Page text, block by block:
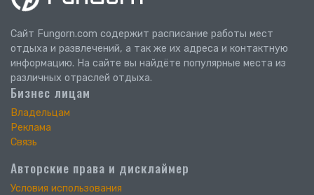
Сайт Fungorn.com содержит расписание работы мест
отдыха и развлечений, а так же их адреса и контактную
информацию. На сайте вы найдёте популярные места из
различных отраслей отдыха.
Бизнес лицам
Владельцам
Реклама
Связь
Авторские права и дисклаймер
Условия использования